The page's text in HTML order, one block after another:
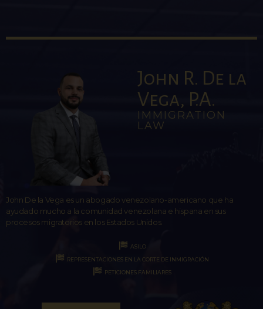
John R. De la
Vega, P.A.
IMMIGRATION
LAW
John De la Vega es un abogado venezolano-americano que ha
ayudado mucho a la comunidad venezolana e hispana en sus
procesos migratorios en los Estados Unidos.
ASILO
REPRESENTACIONES EN LA CORTE DE INMIGRACIÓN
PETICIONES FAMILIARES